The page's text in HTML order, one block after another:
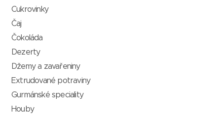
Cukrovinky
Čaj
Čokoláda
Dezerty
Džemy a zavařeniny
Extrudované potraviny
Gurmánské speciality
Houby